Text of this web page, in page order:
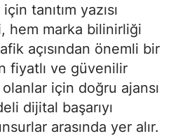
tanıtım yazısı
hem marka bilinirliği
açısından önemli bir
fiyatlı ve güvenilir
olanlar için doğru ajansı
dijital başarıyı
arasında yer alır.